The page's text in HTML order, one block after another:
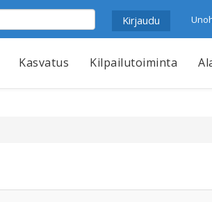
Kasvatus Kilpailutoiminta